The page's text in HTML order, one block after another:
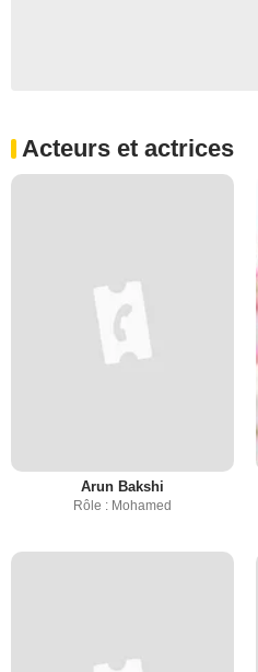
Acteurs et actrices
Arun Bakshi
Rôle : Mohamed